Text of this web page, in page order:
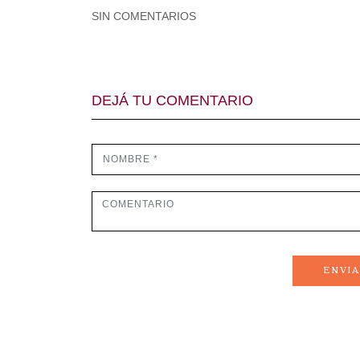
SIN COMENTARIOS
DEJÁ TU COMENTARIO